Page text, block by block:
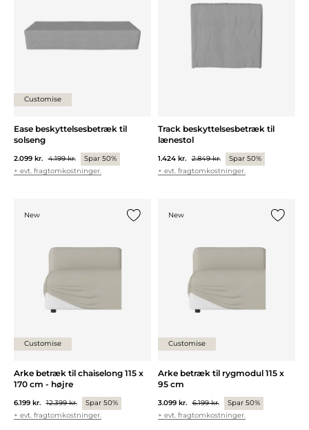
Customise
Ease beskyttelsesbetræk til
solseng
2.099 kr. 4.199 kr.
Spar 50%
+ evt. fragtomkostninger.
Track beskyttelsesbetræk til
lænestol
1.424 kr. 2.849 kr.
Spar 50%
+ evt. fragtomkostninger.
New
Customise
Arke betræk til chaiselong 115 x
170 cm - højre
6.199 kr. 12.399 kr.
Spar 50%
+ evt. fragtomkostninger.
New
Customise
Arke betræk til rygmodul 115 x
95 cm
3.099 kr. 6.199 kr.
Spar 50%
+ evt. fragtomkostninger.